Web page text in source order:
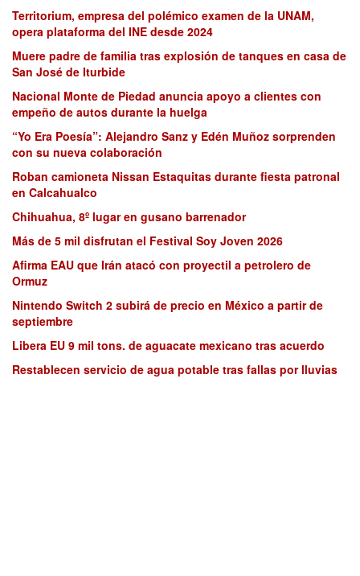
Territorium, empresa del polémico examen de la UNAM,
opera plataforma del INE desde 2024
Muere padre de familia tras explosión de tanques en casa de
San José de Iturbide
Nacional Monte de Piedad anuncia apoyo a clientes con
empeño de autos durante la huelga
“Yo Era Poesía”: Alejandro Sanz y Edén Muñoz sorprenden
con su nueva colaboración
Roban camioneta Nissan Estaquitas durante fiesta patronal
en Calcahualco
Chihuahua, 8º lugar en gusano barrenador
Más de 5 mil disfrutan el Festival Soy Joven 2026
Afirma EAU que Irán atacó con proyectil a petrolero de
Ormuz
Nintendo Switch 2 subirá de precio en México a partir de
septiembre
Libera EU 9 mil tons. de aguacate mexicano tras acuerdo
Restablecen servicio de agua potable tras fallas por lluvias